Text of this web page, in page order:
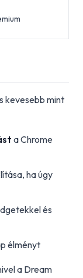
kevesebb mint
a Chrome
ha úgy
és
élményt
a Dream